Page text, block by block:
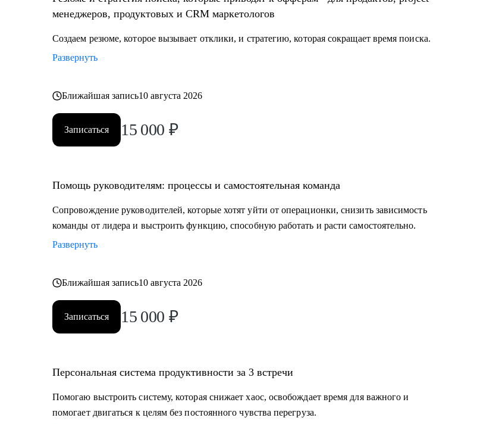
менеджеров, продуктовых и CRM маркетологов
Создаем резюме, которое вызывает отклики, и стратегию, которая сокращает время поиска.
Развернуть
Ближайшая запись10 августа 2026
Записаться 15 000 ₽
Помощь руководителям: процессы и самостоятельная команда
Сопровождение руководителей, которые хотят уйти от операционки, снизить зависимость
команды от лидера и выстроить функцию, способную работать и расти самостоятельно.
Развернуть
Ближайшая запись10 августа 2026
Записаться 15 000 ₽
Персональная система продуктивности за 3 встречи
Помогаю выстроить систему, которая снижает хаос, освобождает время для важного и
помогает двигаться к целям без постоянного чувства перегруза.